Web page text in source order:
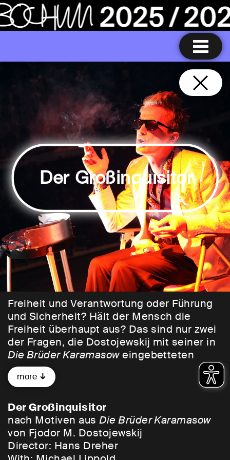
Der Großinquisitor
Freiheit und Verantwortung oder Führung
und Sicherheit? Hält der Mensch die
Freiheit überhaupt aus? Das sind nur zwei
der Fragen, die Dostojewskij mit seiner in
Die Brüder Karamasoweingebetteten
Binnenerzählung
stellt.
Sie erzählt von der Rückkehr Jesu zur Zeit
Großinquisitor, der Jesus kurzerhand
einsperren lässt, und einem unsagbaren
Kuss. Michael Lippold holt die Geschichte
als teuflischen Monolog ins Oval Office.
more
Der Großinquisitor
nach Motiven ausDie Brüder Karamasow
von Fjodor M. Dostojewskij
Director: Hans Dreher